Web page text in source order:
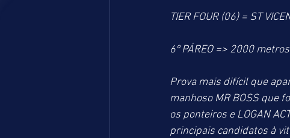
TIER FOUR (06) = ST
6º PÁREO => 2000 metros
Prova mais difícil que
manhoso MR BOSS que
os ponteiros e LOGAN
principais candidatos à